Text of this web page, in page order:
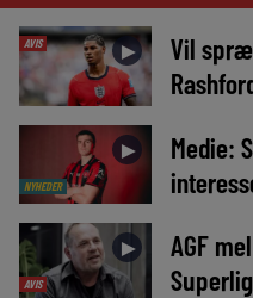
AVIS ►
Vil
NYHEDER
►
Medie:
AVIS
►
AGF